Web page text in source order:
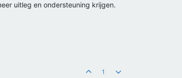
uitleg en ondersteuning krijgen.
1